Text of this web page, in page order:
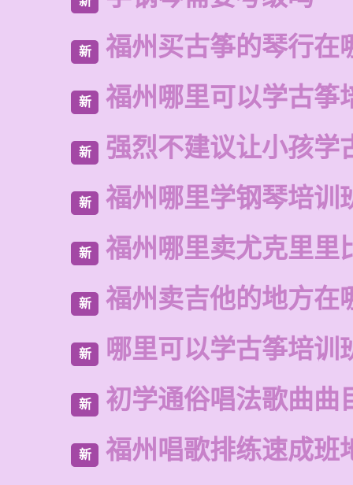
新 福州买古筝的琴行在
新 福州哪里可以学古筝
新 强烈不建议让小孩学
新 福州哪里学钢琴培训
新 福州哪里卖尤克里里
新 福州卖吉他的地方在
新 哪里可以学古筝培训
新 初学通俗唱法歌曲曲
新 福州唱歌排练速成班